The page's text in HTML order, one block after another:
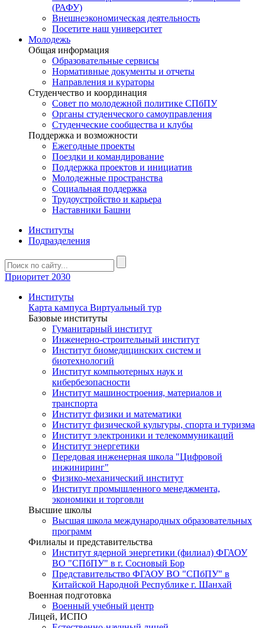
(РАФУ)
Внешнеэкономическая деятельность
Посетите наш университет
Молодежь
Общая информация
Образовательные сервисы
Нормативные документы и отчеты
Направления и кураторы
Студенчество и координация
Совет по молодежной политике СПбПУ
Органы студенческого самоуправления
Студенческие сообщества и клубы
Поддержка и возможности
Ежегодные проекты
Поездки и командирование
Поддержка проектов и инициатив
Молодежные пространства
Социальная поддержка
Трудоустройство и карьера
Наставники Башни
Институты
Подразделения
Приоритет 2030
Институты
Карта кампуса Виртуальный тур
Базовые институты
Гуманитарный институт
Инженерно-строительный институт
Институт биомедицинских систем и
биотехнологий
Институт компьютерных наук и
кибербезопасности
Институт машиностроения, материалов и
транспорта
Институт физики и математики
Институт физической культуры, спорта и туризма
Институт электроники и телекоммуникаций
Институт энергетики
Передовая инженерная школа "Цифровой
инжиниринг"
Физико-механический институт
Институт промышленного менеджмента,
экономики и торговли
Высшие школы
Высшая школа международных образовательных
программ
Филиалы и представительства
Институт ядерной энергетики (филиал) ФГАОУ
ВО "СПбПУ" в г. Сосновый Бор
Представительство ФГАОУ ВО "СПбПУ" в
Китайской Народной Республике г. Шанхай
Военная подготовка
Военный учебный центр
Лицей, ИСПО